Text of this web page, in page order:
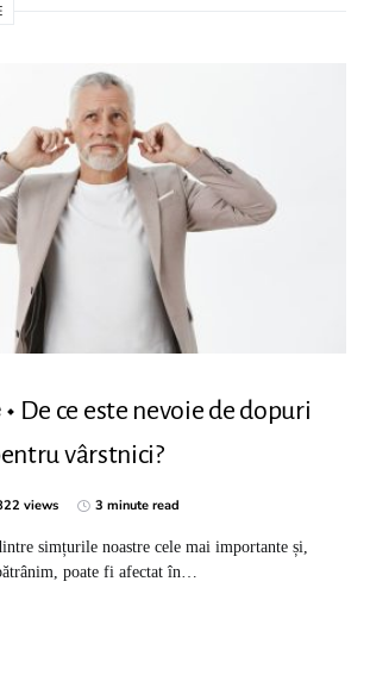
De ce este nevoie de dopuri
vârstnici?
views 3 minute read
simțurile noastre cele mai importante și,
poate fi afectat în…